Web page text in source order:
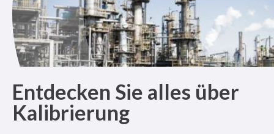
Entdecken Sie alles über
Kalibrierung